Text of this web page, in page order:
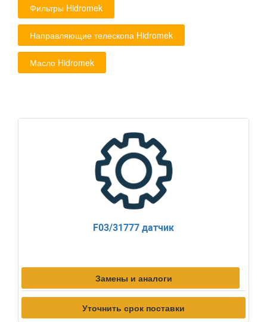
Фильтры Hidromek
Направляющие телескопа Hidromek
Масло Hidromek
F03/31777 датчик
Замены и аналоги
Уточнить срок поставки